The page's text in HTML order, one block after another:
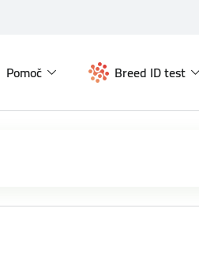
Pomoč Breed ID test